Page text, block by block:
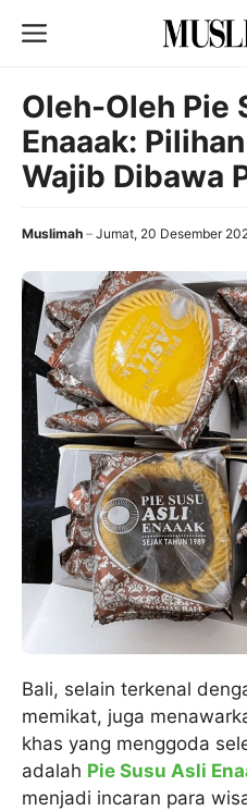
Menu
Oleh-Oleh Pie
Enaaak:
Wajib Dibawa
Muslimah Jumat, 20 Desember
Bali, selain terkenal
memikat, juga
khas yang menggoda
adalah Pie Susu Asli
menjadi incaran para